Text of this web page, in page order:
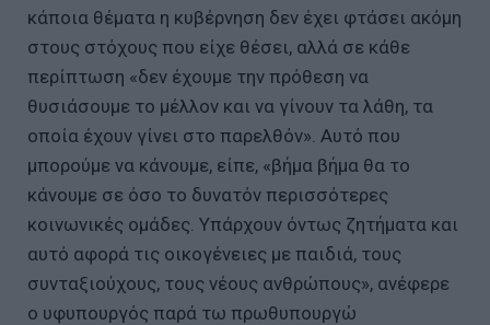
κάποια θέματα η κυβέρνηση δεν έχει φτάσει ακόμη
στους στόχους που είχε θέσει, αλλά σε κάθε
περίπτωση «δεν έχουμε την πρόθεση να
θυσιάσουμε το μέλλον και να γίνουν τα λάθη, τα
οποία έχουν γίνει στο παρελθόν». Αυτό που
μπορούμε να κάνουμε, είπε, «βήμα βήμα θα το
κάνουμε σε όσο το δυνατόν περισσότερες
κοινωνικές ομάδες. Υπάρχουν όντως ζητήματα και
αυτό αφορά τις οικογένειες με παιδιά, τους
συνταξιούχους, τους νέους ανθρώπους», ανέφερε
ο υφυπουργός παρά τω πρωθυπουργώ